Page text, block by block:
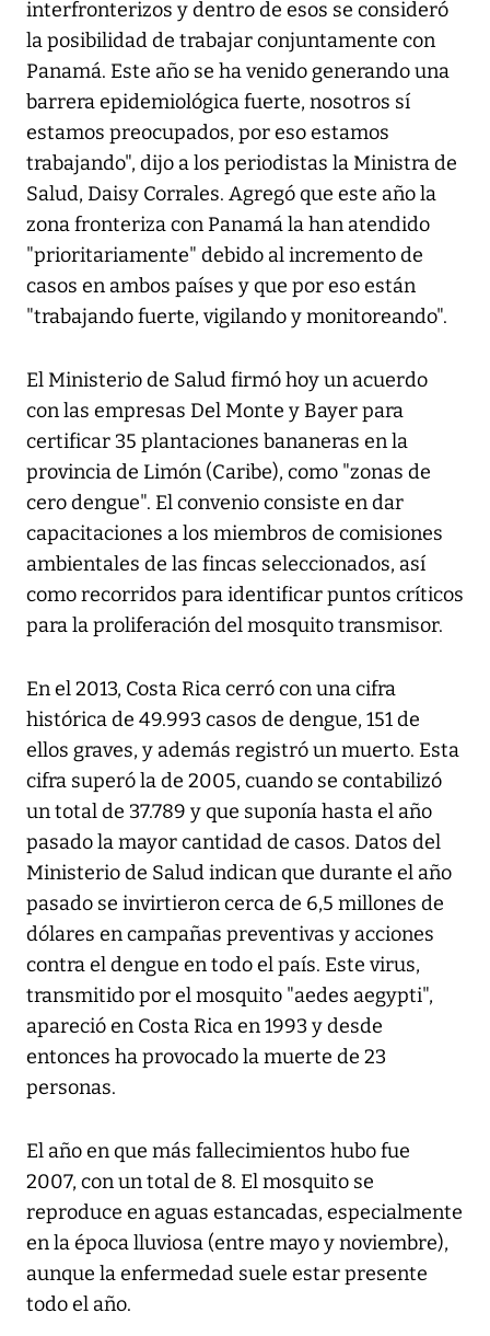
interfronterizos y dentro de esos se consideró
la posibilidad de trabajar conjuntamente con
Panamá. Este año se ha venido generando una
barrera epidemiológica fuerte, nosotros sí
estamos preocupados, por eso estamos
trabajando", dijo a los periodistas la Ministra de
Salud, Daisy Corrales. Agregó que este año la
zona fronteriza con Panamá la han atendido
"prioritariamente" debido al incremento de
casos en ambos países y que por eso están
"trabajando fuerte, vigilando y monitoreando".
El Ministerio de Salud firmó hoy un acuerdo
con las empresas Del Monte y Bayer para
certificar 35 plantaciones bananeras en la
provincia de Limón (Caribe), como "zonas de
cero dengue". El convenio consiste en dar
capacitaciones a los miembros de comisiones
ambientales de las fincas seleccionados, así
como recorridos para identificar puntos críticos
para la proliferación del mosquito transmisor.
En el 2013, Costa Rica cerró con una cifra
histórica de 49.993 casos de dengue, 151 de
ellos graves, y además registró un muerto. Esta
cifra superó la de 2005, cuando se contabilizó
un total de 37.789 y que suponía hasta el año
pasado la mayor cantidad de casos. Datos del
Ministerio de Salud indican que durante el año
pasado se invirtieron cerca de 6,5 millones de
dólares en campañas preventivas y acciones
contra el dengue en todo el país. Este virus,
transmitido por el mosquito "aedes aegypti",
apareció en Costa Rica en 1993 y desde
entonces ha provocado la muerte de 23
personas.
El año en que más fallecimientos hubo fue
2007, con un total de 8. El mosquito se
reproduce en aguas estancadas, especialmente
en la época lluviosa (entre mayo y noviembre),
aunque la enfermedad suele estar presente
todo el año.